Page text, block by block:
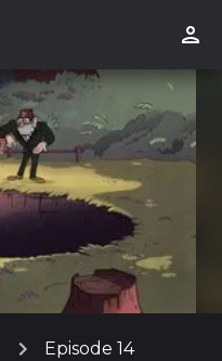
Episode 14